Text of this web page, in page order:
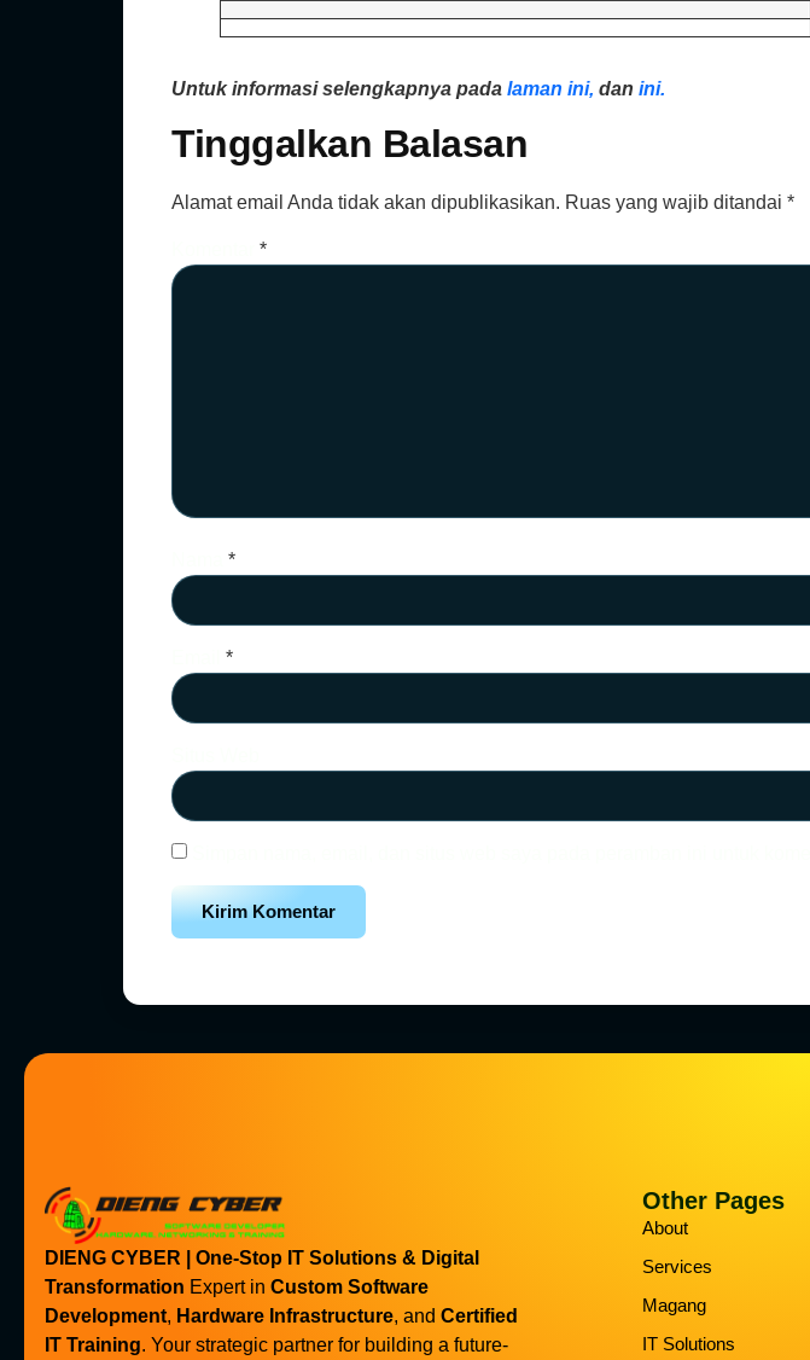
Untuk informasi selengkapnya pada laman ini, dan ini.
Tinggalkan Balasan
Alamat email Anda tidak akan dipublikasikan. Ruas yang wajib ditandai *
*
*
*
DIENG CYBER | One-Stop IT Solutions & Digital
Transformation Expert in Custom Software
Development, Hardware Infrastructure, and Certified
IT Training. Your strategic partner for building a future-
Other Pages
About
Services
Magang
IT Solutions